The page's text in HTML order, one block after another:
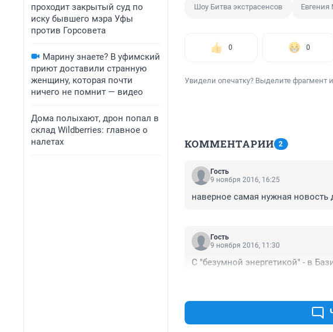
проходит закрытый суд по
иску бывшего мэра Уфы
против Горсовета
Марину знаете? В уфимский
приют доставили странную
женщину, которая почти
ничего не помнит — видео
Дома полыхают, дрон попал в
склад Wildberries: главное о
налетах
Шоу Битва экстрасенсов
0 0
Увидели опечатку? Выделите фрагмент
КОММЕНТАРИИ 2
Гость
9 ноября 2016, 16:25
наверное самая нужная новость
Гость
9 ноября 2016, 11:30
С "безумной энергетикой" - в